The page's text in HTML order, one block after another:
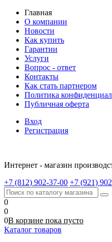
Главная
О компании
Новости
Как купить
Гарантии
Услуги
Вопрос - ответ
Контакты
Как стать партнером
Политика
Публичная оферта
Вход
Регистрация
Интернет - магазин
+7 (812) 902-37-00 +7 (921)
0
0
0В корзине пока пусто
Каталог товаров